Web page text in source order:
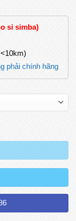
sỉ simba)
phải chính hãng